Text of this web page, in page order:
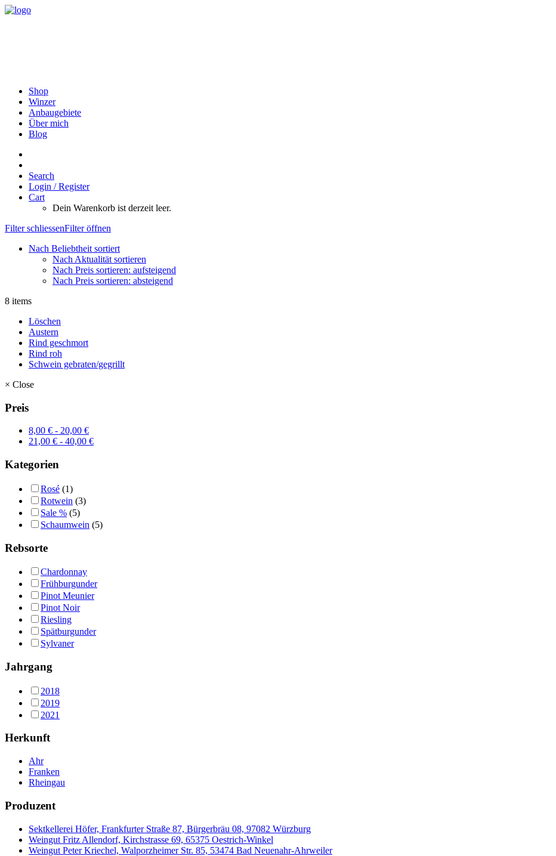
Shop
Winzer
Anbaugebiete
Über mich
Blog
Search
Login / Register
Cart
Dein Warenkorb ist derzeit leer.
Filter schliessenFilter öffnen
Nach Beliebtheit sortiert
Nach Aktualität sortieren
Nach Preis sortieren: aufsteigend
Nach Preis sortieren: absteigend
8 items
Löschen
Austern
Rind geschmort
Rind roh
Schwein gebraten/gegrillt
× Close
Preis
8,00 € - 20,00 €
21,00 € - 40,00 €
Kategorien
Rosé (1)
Rotwein (3)
Sale % (5)
Schaumwein (5)
Rebsorte
Chardonnay
Frühburgunder
Pinot Meunier
Pinot Noir
Riesling
Spätburgunder
Sylvaner
Jahrgang
2018
2019
2021
Herkunft
Ahr
Franken
Rheingau
Produzent
Sektkellerei Höfer, Frankfurter Straße 87, Bürgerbräu 08, 97082 Würzburg
Weingut Fritz Allendorf, Kirchstrasse 69, 65375 Oestrich-Winkel
Weingut Peter Kriechel, Walporzheimer Str. 85, 53474 Bad Neuenahr-Ahrweiler